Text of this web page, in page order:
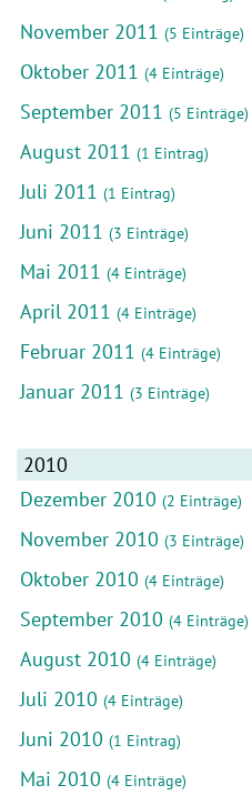
November 2011 (5 Einträge)
Oktober 2011 (4 Einträge)
September 2011 (5 Einträge)
August 2011 (1 Eintrag)
Juli 2011 (1 Eintrag)
Juni 2011 (3 Einträge)
Mai 2011 (4 Einträge)
April 2011 (4 Einträge)
Februar 2011 (4 Einträge)
Januar 2011 (3 Einträge)
2010
Dezember 2010 (2 Einträge)
November 2010 (3 Einträge)
Oktober 2010 (4 Einträge)
September 2010 (4 Einträge)
August 2010 (4 Einträge)
Juli 2010 (4 Einträge)
Juni 2010 (1 Eintrag)
Mai 2010 (4 Einträge)